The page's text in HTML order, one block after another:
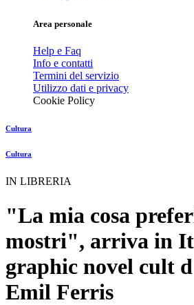
Area personale
Help e Faq
Info e contatti
Termini del servizio
Utilizzo dati e privacy
Cookie Policy
Cultura
Cultura
IN LIBRERIA
"La mia cosa
mostri", arriva in
graphic novel cult
Emil Ferris